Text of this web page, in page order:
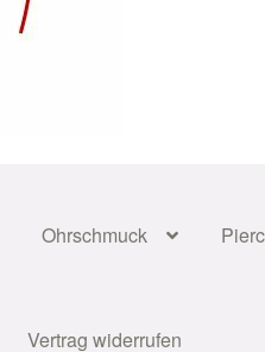
Ohrschmuck
Vertrag widerrufen